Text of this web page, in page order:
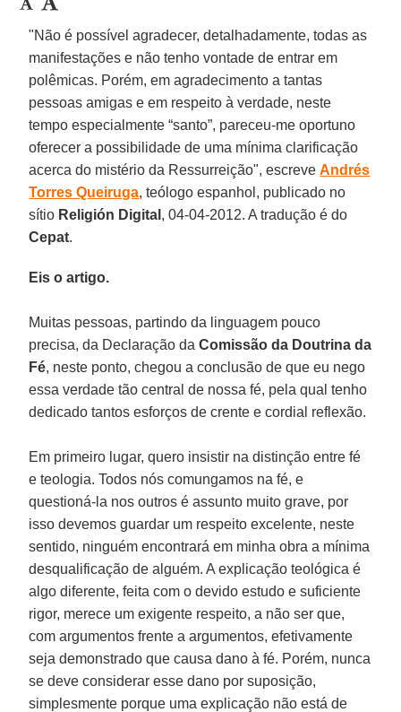
"Não é possível agradecer, detalhadamente, todas as
manifestações e não tenho vontade de entrar em
polêmicas. Porém, em agradecimento a tantas
pessoas amigas e em respeito à verdade, neste
tempo especialmente “santo”, pareceu-me oportuno
oferecer a possibilidade de uma mínima clarificação
acerca do mistério da Ressurreição", escreveAndrés
Torres Queiruga, teólogo espanhol, publicado no
sítio Religión Digital , 04-04-2012. A tradução é do
Cepat.
Eis o artigo.
Muitas pessoas, partindo da linguagem pouco
precisa, da Declaração daComissão da Doutrina da
Fé, neste ponto, chegou a conclusão de que eu nego
essa verdade tão central de nossa fé, pela qual tenho
dedicado tantos esforços de crente e cordial reflexão.
Em primeiro lugar, quero insistir na distinção entre fé
e teologia. Todos nós comungamos na fé, e
questioná-la nos outros é assunto muito grave, por
isso devemos guardar um respeito excelente, neste
sentido, ninguém encontrará em minha obra a mínima
desqualificação de alguém. A explicação teológica é
algo diferente, feita com o devido estudo e suficiente
rigor, merece um exigente respeito, a não ser que,
com argumentos frente a argumentos, efetivamente
seja demonstrado que causa dano à fé. Porém, nunca
se deve considerar esse dano por suposição,
simplesmente porque uma explicação não está de